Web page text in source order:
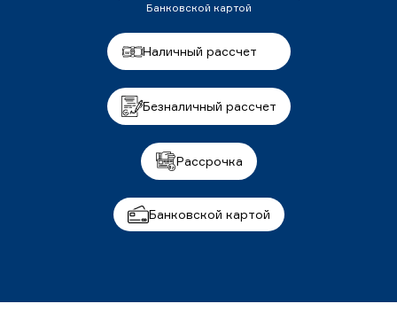
Банковской картой
Наличный рассчет
Безналичный рассчет
Рассрочка
Банковской картой